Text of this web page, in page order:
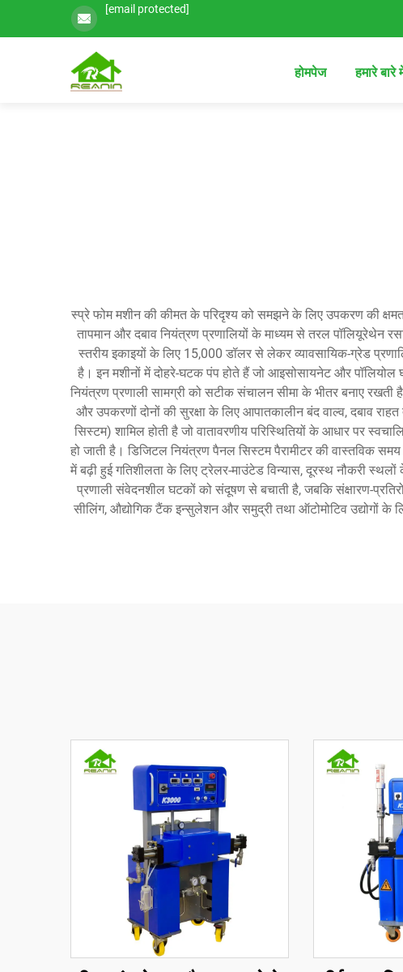
[email protected]
होमपेज हमारे बारे
स्प्रे फोम मशीन की कीमत के परिदृश्य को समझने के लिए उपकरण की
तापमान और दबाव नियंत्रण प्रणालियों के माध्यम से तरल पॉलियूरेथेन
स्तरीय इकाइयों के लिए 15,000 डॉलर से लेकर व्यावसायिक-ग्रेड
है। इन मशीनों में दोहरे-घटक पंप होते हैं जो आइसोसायनेट और पॉलियोल
नियंत्रण प्रणाली सामग्री को सटीक संचालन सीमा के भीतर बनाए
और उपकरणों दोनों की सुरक्षा के लिए आपातकालीन बंद वाल्व, दबाव
सिस्टम) शामिल होती है जो वातावरणीय परिस्थितियों के आधार पर
हो जाती है। डिजिटल नियंत्रण पैनल सिस्टम पैरामीटर की वास्तविक
में बढ़ी हुई गतिशीलता के लिए ट्रेलर-माउंटेड विन्यास, दूरस्थ नौकरी
प्रणाली संवेदनशील घटकों को संदूषण से बचाती है, जबकि संक्षारण-
सीलिंग, औद्योगिक टैंक इन्सुलेशन और समुद्री तथा ऑटोमोटिव उद्योगों के